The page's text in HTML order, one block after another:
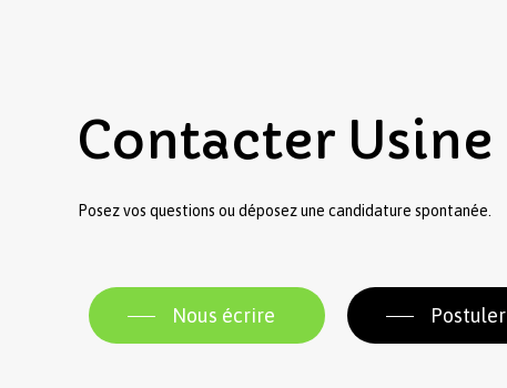
Contacter Usine
Posez vos questions ou déposez une candidature spontanée.
Nous écrire Postuler